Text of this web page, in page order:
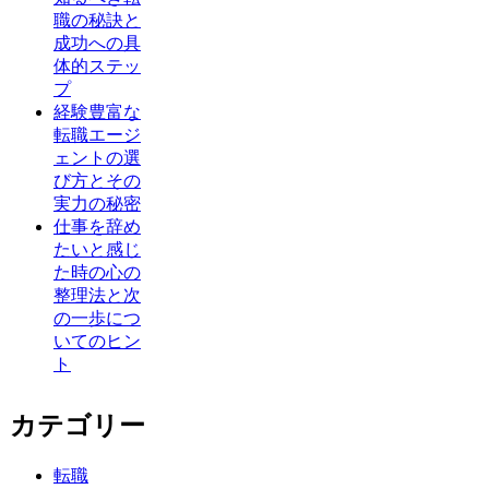
職の秘訣と
成功への具
体的ステッ
プ
経験豊富な
転職エージ
ェントの選
び方とその
実力の秘密
仕事を辞め
たいと感じ
た時の心の
整理法と次
の一歩につ
いてのヒン
ト
カテゴリー
転職